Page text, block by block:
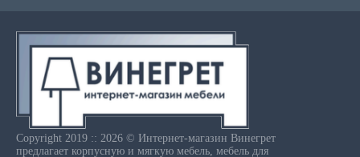
Copyright 2019 :: 2026 © Интернет-магазин Винегрет
предлагает корпусную и мягкую мебель, мебель для